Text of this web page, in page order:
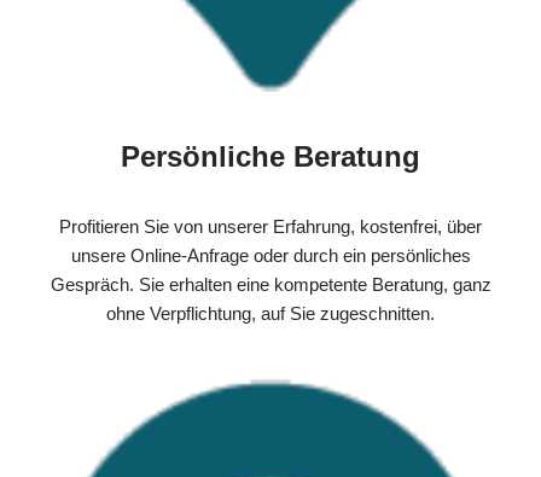
Persönliche Beratung
Profitieren Sie von unserer Erfahrung, kostenfrei, über
unsere Online-Anfrage oder durch ein persönliches
Gespräch. Sie erhalten eine kompetente Beratung, ganz
ohne Verpflichtung, auf Sie zugeschnitten.